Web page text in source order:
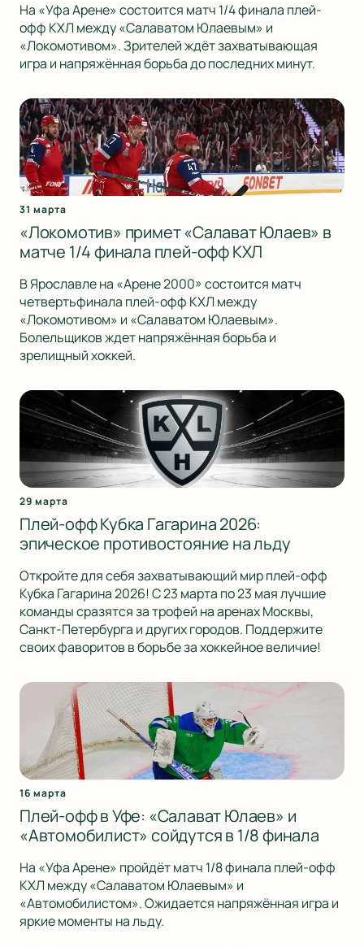
На «Уфа Арене» состоится матч 1/4 финала плей-
офф КХЛ между «Салаватом Юлаевым» и
«Локомотивом». Зрителей ждёт захватывающая
игра и напряжённая борьба до последних минут.
31 марта
«Локомотив» примет «Салават Юлаев» в
матче 1/4 финала плей-офф КХЛ
В Ярославле на «Арене 2000» состоится матч
четвертьфинала плей-офф КХЛ между
«Локомотивом» и «Салаватом Юлаевым».
Болельщиков ждет напряжённая борьба и
зрелищный хоккей.
29 марта
Плей-офф Кубка Гагарина 2026:
эпическое противостояние на льду
Откройте для себя захватывающий мир плей-офф
Кубка Гагарина 2026! С 23 марта по 23 мая лучшие
команды сразятся за трофей на аренах Москвы,
Санкт-Петербурга и других городов. Поддержите
своих фаворитов в борьбе за хоккейное величие!
16 марта
Плей-офф в Уфе: «Салават Юлаев» и
«Автомобилист» сойдутся в 1/8 финала
На «Уфа Арене» пройдёт матч 1/8 финала плей-офф
КХЛ между «Салаватом Юлаевым» и
«Автомобилистом». Ожидается напряжённая игра и
яркие моменты на льду.